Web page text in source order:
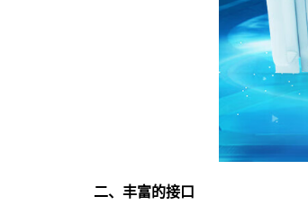
二、丰富的接口